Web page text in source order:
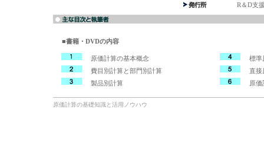
R＆D支
■書籍・DVDの内容
原価計算の基本概念
費目別計算と部門別計算
製品別計算
標準
直接
原価
原価計算の基礎知識と活用ノウハウ